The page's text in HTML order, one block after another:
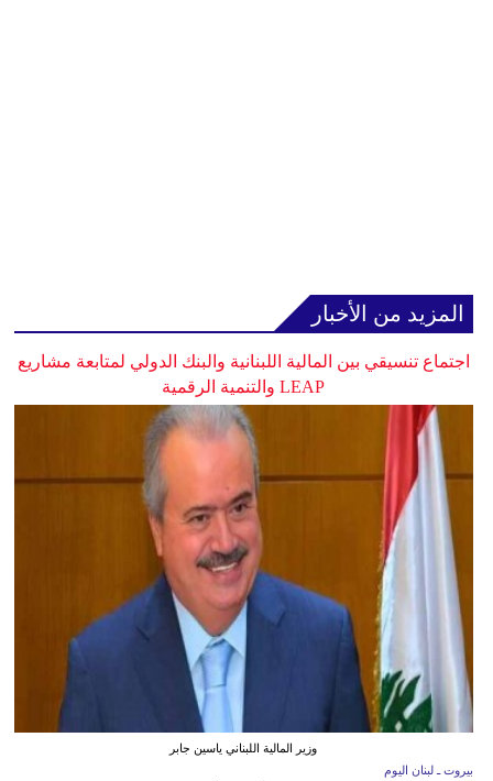
المزيد من الأخبار
اجتماع تنسيقي بين المالية اللبنانية والبنك الدولي لمتابعة مشاريع
LEAP والتنمية الرقمية
وزير المالية اللبناني ياسين جابر
بيروت ـ لبنان اليوم